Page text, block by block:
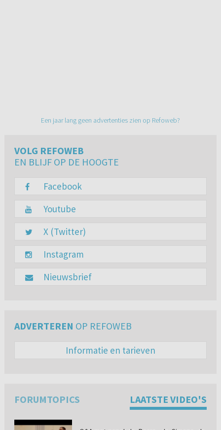
Een jaar lang geen advertenties zien op Refoweb?
VOLG REFOWEB
EN BLIJF OP DE HOOGTE
Facebook
Youtube
X (Twitter)
Instagram
Nieuwsbrief
ADVERTEREN OP REFOWEB
Informatie en tarieven
FORUMTOPICS LAATSTE VIDEO'S